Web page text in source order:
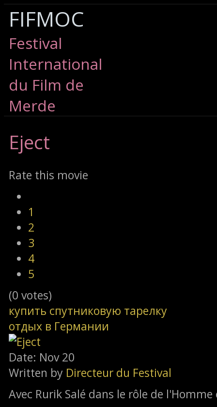
FIFMOC
Festival
International
du Film de
Merde
Eject
Rate this movie
1
2
3
4
5
(0 votes)
купить спутниковую тарелку
отдых в Германии
Date: Nov 20
Written by Directeur du Festival
Avec Rurik Salé dans le rôle de l'Homme